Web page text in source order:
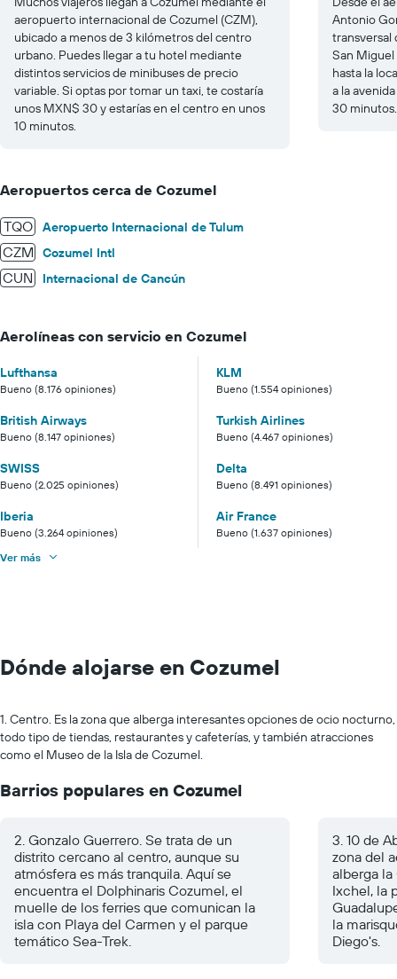
aeropuerto internacional de Cozumel (CZM),
ubicado a menos de 3 kilómetros del centro
urbano. Puedes llegar a tu hotel mediante
distintos servicios de minibuses de precio
variable. Si optas por tomar un taxi, te costaría
unos MXN$ 30 y estarías en el centro en unos
10 minutos.
Antonio
transversal
San Miguel
hasta la
a la
30 minutos.
Aeropuertos cerca de Cozumel
TQO Aeropuerto Internacional de Tulum
CZM Cozumel Intl
CUN Internacional de Cancún
Aerolíneas con servicio en Cozumel
Lufthansa
Bueno (8.176 opiniones)
KLM
Bueno (1.554 opiniones)
British Airways
Bueno (8.147 opiniones)
Turkish Airlines
Bueno (4.467 opiniones)
SWISS
Bueno (2.025 opiniones)
Delta
Bueno (8.491 opiniones)
Iberia
Bueno (3.264 opiniones)
Air France
Bueno (1.637 opiniones)
Ver más
Dónde alojarse en Cozumel
1. Centro. Es la zona que alberga interesantes opciones de ocio nocturno,
todo tipo de tiendas, restaurantes y cafeterías, y también atracciones
como el Museo de la Isla de Cozumel.
Barrios populares en Cozumel
2. Gonzalo Guerrero. Se trata de un
distrito cercano al centro, aunque su
atmósfera es más tranquila. Aquí se
encuentra el Dolphinaris Cozumel, el
muelle de los ferries que comunican la
isla con Playa del Carmen y el parque
temático Sea-Trek.
3. 10 de
zona del
alberga
Ixchel, la
la
Diego's.